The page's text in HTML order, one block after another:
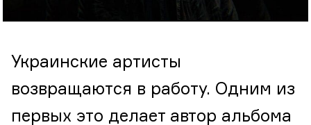
Украинские артисты
возвращаются в работу. Одним из
первых это делает автор альбома